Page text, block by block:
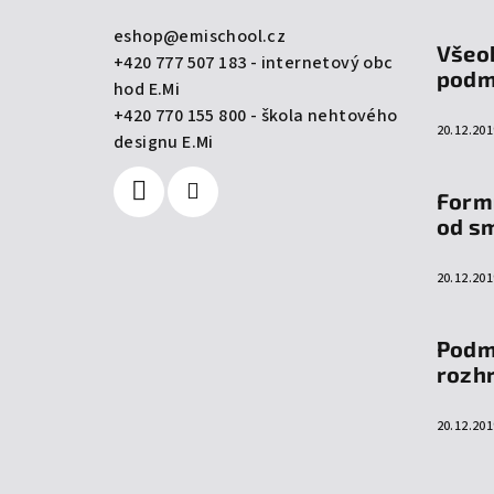
eshop@emischool.cz
+420 777 507 183 - internetový obc
hod E.Mi
+420 770 155 800 - škola nehtového
designu E.Mi
od